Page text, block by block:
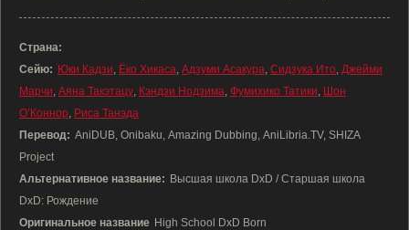
Страна:
Сейю: Юки Кадзи, Ёко Хикаса, Адзуми Асакура, Сидзука Ито, Джейми
Марчи, Аяна Такэтацу, Кэндзи Нодзима, Фумихико Татики, Шон
О’Коннор, Риса Танэда
Перевод: AniDUB, Onibaku, Amazing Dubbing, AniLibria.TV, SHIZA
Project
Альтернативное название: Высшая школа DxD / Старшая школа
DxD: Рождение
Оригинальное название High School DxD Born